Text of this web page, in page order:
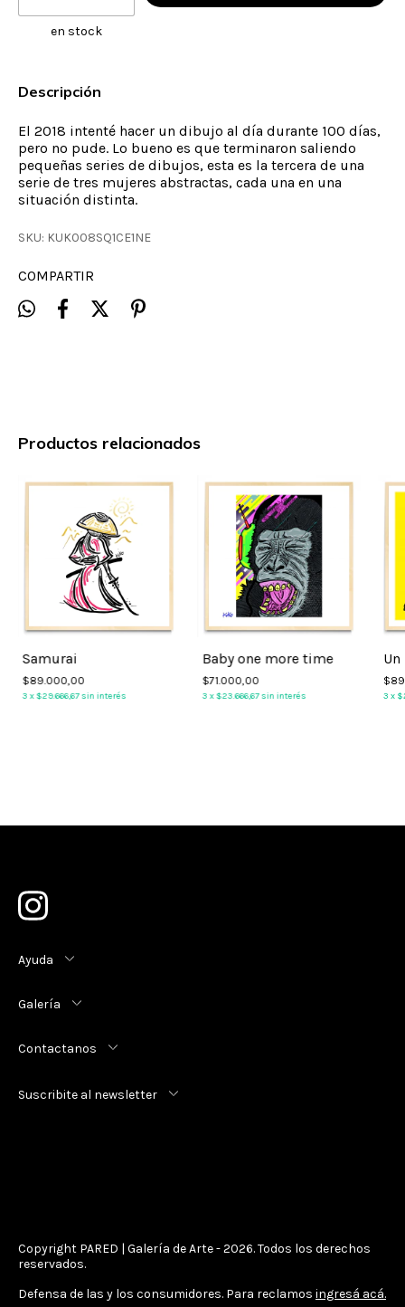
en stock
Descripción
El 2018 intenté hacer un dibujo al día durante 100 días,
pero no pude. Lo bueno es que terminaron saliendo
pequeñas series de dibujos, esta es la tercera de una
serie de tres mujeres abstractas, cada una en una
situación distinta.
SKU: KUK008SQ1CE1NE
COMPARTIR
Productos relacionados
Samurai
$89.000,00
3 x$29.666,67sin interés
Baby one more time
$71.000,00
3 x$23.666,67sin interés 3 x
Ayuda
Galería
Contactanos
Suscribite al newsletter
Copyright PARED | Galería de Arte - 2026. Todos los derechos
reservados.
Defensa de las y los consumidores. Para reclamos ingresá acá.